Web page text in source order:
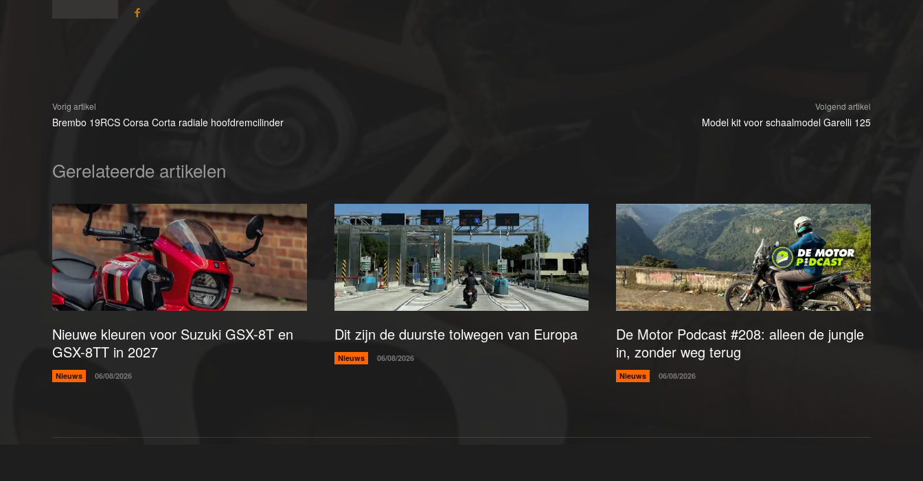
Vorig artikel
Brembo 19RCS Corsa Corta radiale hoofdremcilinder
Volgend artikel
Model kit voor schaalmodel Garelli 125
Gerelateerde artikelen
Nieuwe kleuren voor Suzuki GSX-8T en
GSX-8TT in 2027
Nieuws 06/08/2026
Dit zijn de duurste tolwegen van Europa
Nieuws 06/08/2026
De Motor Podcast #208: alleen de jungle
in, zonder weg terug
Nieuws 06/08/2026